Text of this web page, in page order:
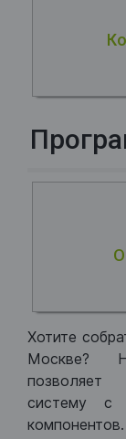
Хотите
позволяет
систему с
компонентов.